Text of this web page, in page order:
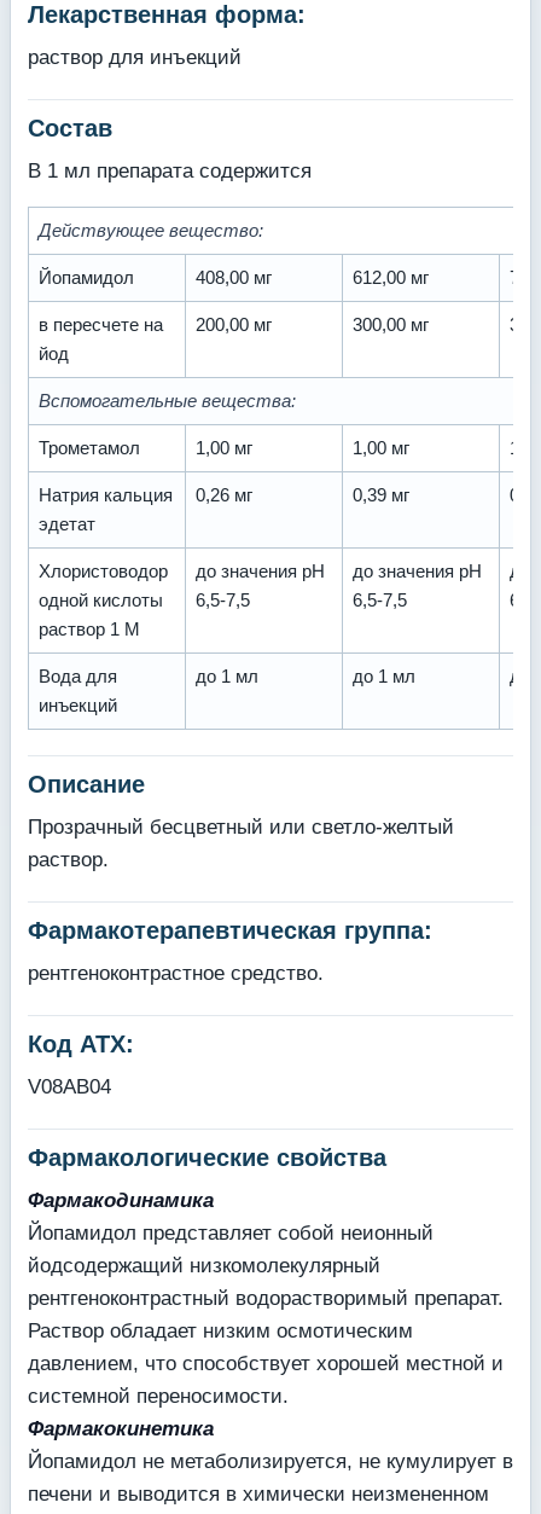
Лекарственная форма:
раствор для инъекций
Состав
В 1 мл препарата содержится
Действующее вещество:
Йопамидол 408,00 мг 612,00 мг
в пересчете на
йод
200,00 мг 300,00 мг
Вспомогательные вещества:
Трометамол 1,00 мг 1,00 мг
Натрия кальция
эдетат
0,26 мг 0,39 мг
Хлористоводор
одной кислоты
раствор 1 М
до значения pH
6,5-7,5
до значения pH
6,5-7,5
до
Вода для
инъекций
до 1 мл до 1 мл до
Описание
Прозрачный бесцветный или светло-желтый
раствор.
Фармакотерапевтическая группа:
рентгеноконтрастное средство.
Код ATX:
V08AB04
Фармакологические свойства
Фармакодинамика
Йопамидол представляет собой неионный
йодсодержащий низкомолекулярный
рентгеноконтрастный водорастворимый препарат.
Раствор обладает низким осмотическим
давлением, что способствует хорошей местной и
системной переносимости.
Фармакокинетика
Йопамидол не метаболизируется, не кумулирует в
печени и выводится в химически неизмененном